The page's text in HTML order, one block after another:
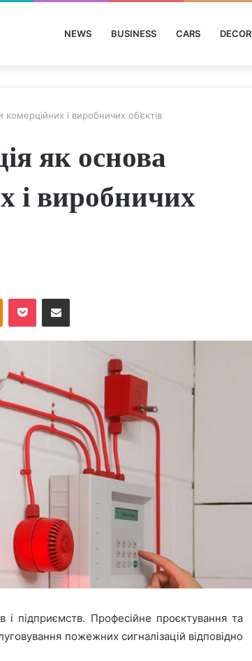
NEWS BUSINESS CARS DECOR
і виробничих об’єктів
як основа
і виробничих
і підприємств. Професійне проєктування та
пожежних сигналізацій відповідно